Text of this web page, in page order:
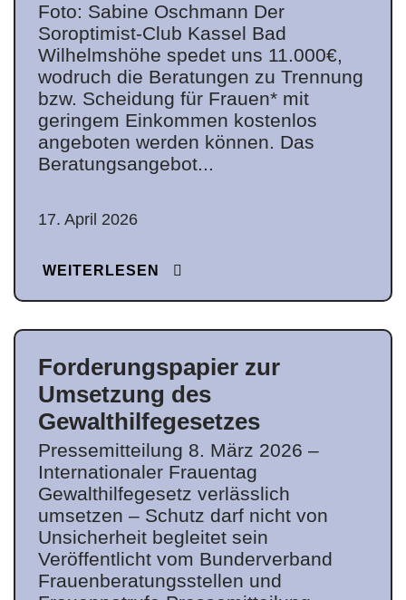
Foto: Sabine Oschmann Der
Soroptimist-Club Kassel Bad
Wilhelmshöhe spedet uns 11.000€,
wodruch die Beratungen zu Trennung
bzw. Scheidung für Frauen* mit
geringem Einkommen kostenlos
angeboten werden können. Das
Beratungsangebot...
17. April 2026
WEITERLESEN
Forderungspapier zur
Umsetzung des
Gewalthilfegesetzes
Pressemitteilung 8. März 2026 –
Internationaler Frauentag
Gewalthilfegesetz verlässlich
umsetzen – Schutz darf nicht von
Unsicherheit begleitet sein
Veröffentlicht vom Bunderverband
Frauenberatungsstellen und